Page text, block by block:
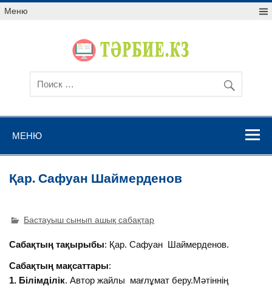
Меню
МЕНЮ
Қар. Сафуан Шаймерденов
Бастауыш сынып ашық сабақтар
Сабақтың тақырыбы: Қар. Сафуан Шаймерденов.
Сабақтың мақсаттары:
1. Білімділік. Автор жайлы мағлұмат беру.Мәтіннің